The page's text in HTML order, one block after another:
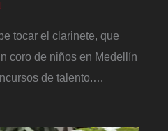
tocar el clarinete, que
coro de niños en Medellín
de talento.…